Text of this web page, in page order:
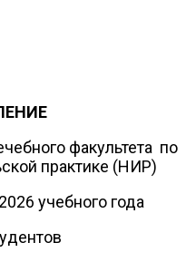
факультета по
практике (НИР)
учебного года